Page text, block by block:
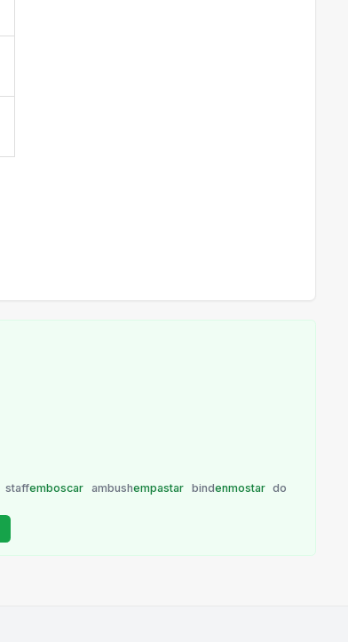
staffemboscar ambushempastar bindenmostar do